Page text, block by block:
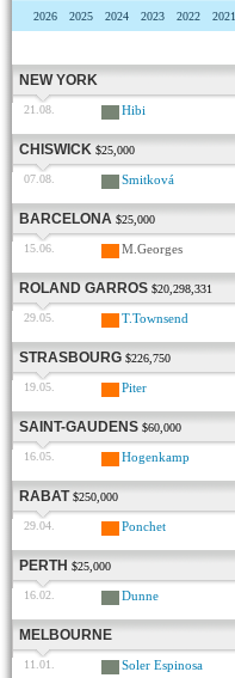
2026 2025 2024 2023 2022 2021
NEW YORK
21.08. Hibi
CHISWICK $25,000
07.08. Smitková
BARCELONA $25,000
15.06. M.Georges
ROLAND GARROS $20,298,331
29.05. T.Townsend
STRASBOURG $226,750
19.05. Piter
SAINT-GAUDENS $60,000
16.05. Hogenkamp
RABAT $250,000
29.04. Ponchet
PERTH $25,000
16.02. Dunne
MELBOURNE
11.01. Soler Espinosa